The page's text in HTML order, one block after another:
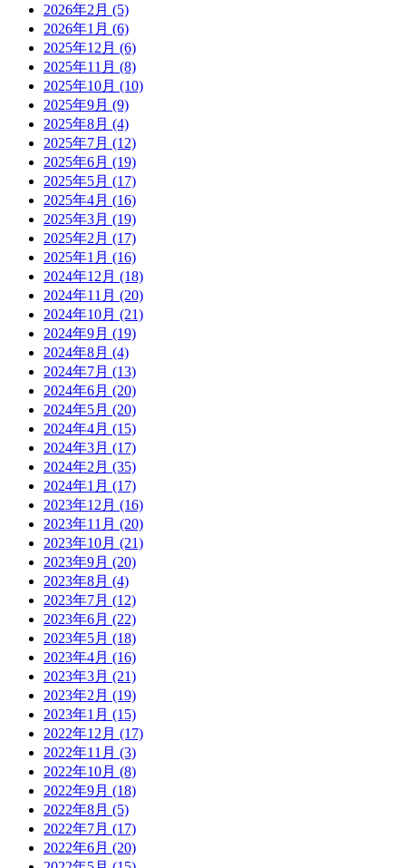
2026年2月 (5)
2026年1月 (6)
2025年12月 (6)
2025年11月 (8)
2025年10月 (10)
2025年9月 (9)
2025年8月 (4)
2025年7月 (12)
2025年6月 (19)
2025年5月 (17)
2025年4月 (16)
2025年3月 (19)
2025年2月 (17)
2025年1月 (16)
2024年12月 (18)
2024年11月 (20)
2024年10月 (21)
2024年9月 (19)
2024年8月 (4)
2024年7月 (13)
2024年6月 (20)
2024年5月 (20)
2024年4月 (15)
2024年3月 (17)
2024年2月 (35)
2024年1月 (17)
2023年12月 (16)
2023年11月 (20)
2023年10月 (21)
2023年9月 (20)
2023年8月 (4)
2023年7月 (12)
2023年6月 (22)
2023年5月 (18)
2023年4月 (16)
2023年3月 (21)
2023年2月 (19)
2023年1月 (15)
2022年12月 (17)
2022年11月 (3)
2022年10月 (8)
2022年9月 (18)
2022年8月 (5)
2022年7月 (17)
2022年6月 (20)